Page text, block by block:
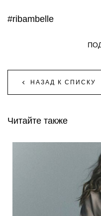
#ribambelle
НАЗАД К СПИСКУ
Читайте также